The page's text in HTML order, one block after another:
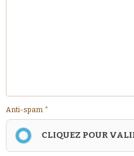
Anti-spam
CLIQUEZ POUR